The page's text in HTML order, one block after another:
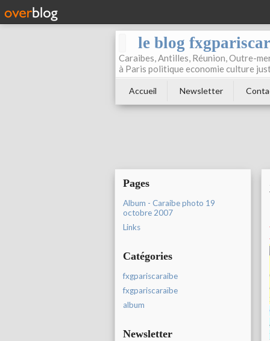
le blog
Caraibes, Antilles, Réunion, Outre-
à Paris politique economie culture
Accueil Newsletter
Pages
Album - Caraibe photo 19
octobre 2007
Links
Catégories
fxgpariscaraibe
fxgpariscaraïbe
album
Newsletter